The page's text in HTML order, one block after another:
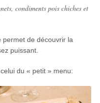
condiments pois chiches et
permet de découvrir la
puissant.
du « petit » menu: